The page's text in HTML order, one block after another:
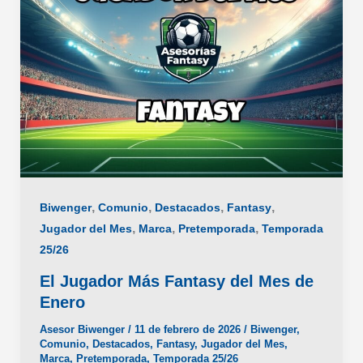
Febrero
Biwenger, Comunio, Destacados, Fantasy,
Jugador del Mes, Marca, Pretemporada, Temporada
25/26
El Jugador Más Fantasy del Mes de
Enero
Asesor Biwenger / 11 de febrero de 2026 / Biwenger,
Comunio, Destacados, Fantasy, Jugador del Mes,
Marca, Pretemporada, Temporada 25/26